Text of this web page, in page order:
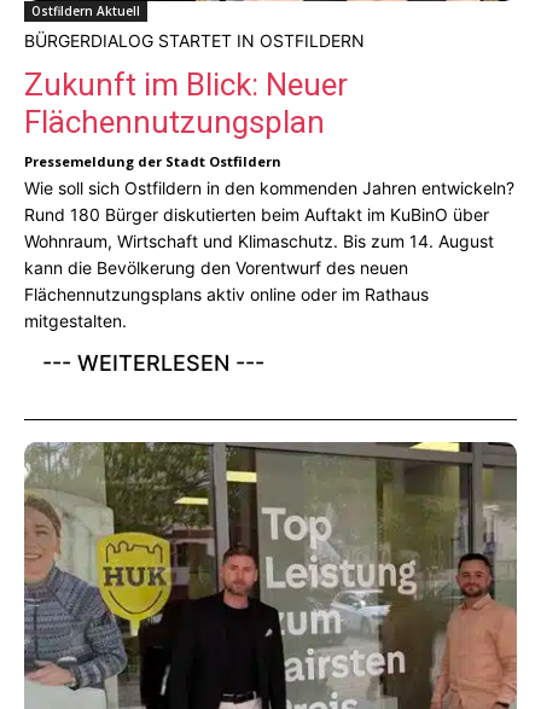
Ostfildern Aktuell
BÜRGERDIALOG STARTET IN OSTFILDERN
Zukunft im Blick: Neuer
Flächennutzungsplan
Pressemeldung der Stadt Ostfildern
Wie soll sich Ostfildern in den kommenden Jahren entwickeln?
Rund 180 Bürger diskutierten beim Auftakt im KuBinO über
Wohnraum, Wirtschaft und Klimaschutz. Bis zum 14. August
kann die Bevölkerung den Vorentwurf des neuen
Flächennutzungsplans aktiv online oder im Rathaus
mitgestalten.
--- WEITERLESEN ---